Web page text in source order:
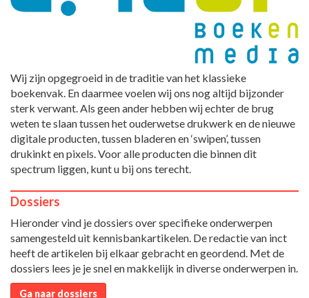
Wij zijn opgegroeid in de traditie van het klassieke
boekenvak. En daarmee voelen wij ons nog altijd bijzonder
sterk verwant. Als geen ander hebben wij echter de brug
weten te slaan tussen het ouderwetse drukwerk en de nieuwe
digitale producten, tussen bladeren en ‘swipen’, tussen
drukinkt en pixels. Voor alle producten die binnen dit
spectrum liggen, kunt u bij ons terecht.
Dossiers
Hieronder vind je dossiers over specifieke onderwerpen
samengesteld uit kennisbankartikelen. De redactie van inct
heeft de artikelen bij elkaar gebracht en geordend. Met de
dossiers lees je je snel en makkelijk in diverse onderwerpen in.
Ga naar dossiers